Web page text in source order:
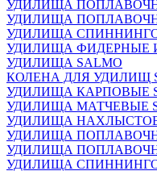
УДИЛИЩА
УДИЛИЩА
УДИЛИЩА
УДИЛИЩА ФИДЕРНЫЕ
УДИЛИЩА SALMO
КОЛЕНА ДЛЯ УДИЛИЩ
УДИЛИЩА КАРПОВЫЕ
УДИЛИЩА МАТЧЕВЫЕ
УДИЛИЩА
УДИЛИЩА
УДИЛИЩА
УДИЛИЩА